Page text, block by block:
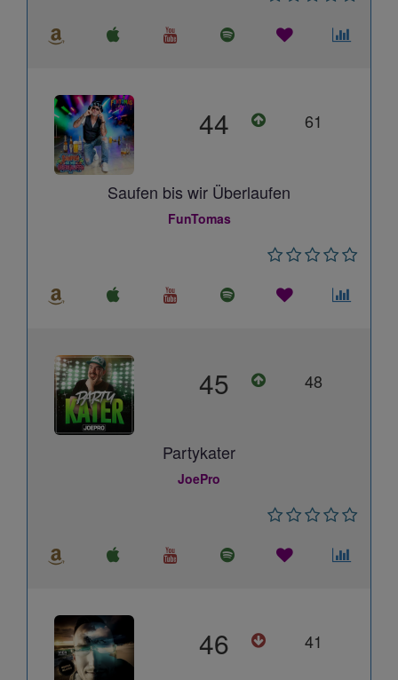
44 61
Saufen bis wir Überlaufen
FunTomas
45 48
Partykater
JoePro
46 41